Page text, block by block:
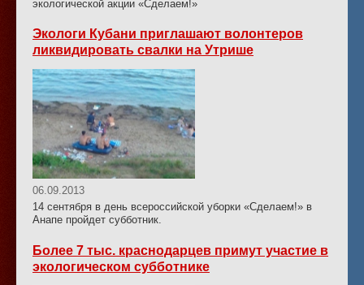
экологической акции «Сделаем!»
Экологи Кубани приглашают волонтеров
ликвидировать свалки на Утрише
06.09.2013
14 сентября в день всероссийской уборки «Сделаем!» в
Анапе пройдет субботник.
Более 7 тыс. краснодарцев примут участие в
экологическом субботнике